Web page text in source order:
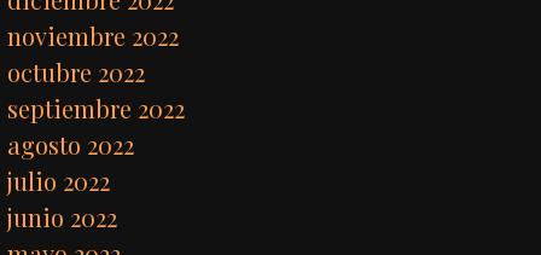
noviembre 2022
octubre 2022
septiembre 2022
agosto 2022
julio 2022
junio 2022